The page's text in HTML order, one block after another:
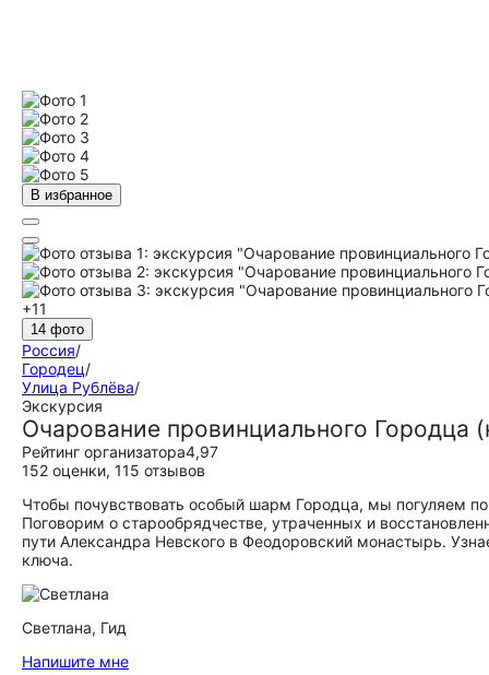
В избранное
+11
14 фото
Россия/
Городец/
Улица Рублёва/
Экскурсия
Очарование провинциального Городца
Рейтинг организатора4,97
152 оценки, 115 отзывов
Чтобы почувствовать особый шарм Городца, мы погуляем
Поговорим о старообрядчестве, утраченных и
пути Александра Невского в Феодоровский монастырь.
ключа.
Светлана, Гид
Напишите мне